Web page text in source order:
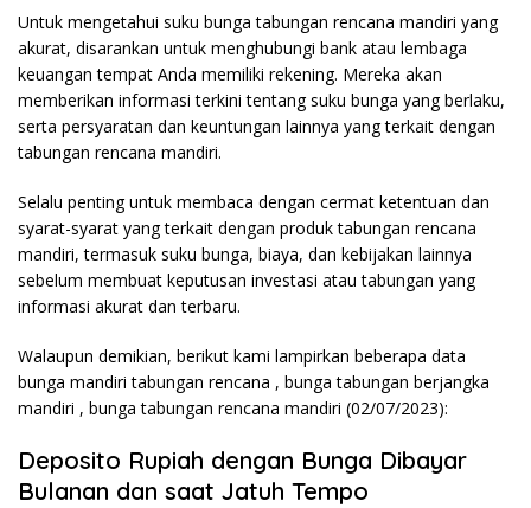
Untuk mengetahui suku bunga tabungan rencana mandiri yang
akurat, disarankan untuk menghubungi bank atau lembaga
keuangan tempat Anda memiliki rekening. Mereka akan
memberikan informasi terkini tentang suku bunga yang berlaku,
serta persyaratan dan keuntungan lainnya yang terkait dengan
tabungan rencana mandiri.
Selalu penting untuk membaca dengan cermat ketentuan dan
syarat-syarat yang terkait dengan produk tabungan rencana
mandiri, termasuk suku bunga, biaya, dan kebijakan lainnya
sebelum membuat keputusan investasi atau tabungan yang
informasi akurat dan terbaru.
Walaupun demikian, berikut kami lampirkan beberapa data
bunga mandiri tabungan rencana , bunga tabungan berjangka
mandiri , bunga tabungan rencana mandiri (02/07/2023):
Deposito Rupiah dengan Bunga Dibayar
Bulanan dan saat Jatuh Tempo